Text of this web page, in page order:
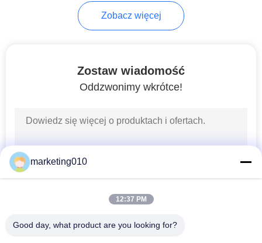
Sprzęt do ścian
Horizontal
Directional Drilling
Zobacz więcej
Zostaw wiadomość
Oddzwonimy wkrótce!
marketing010
12:37 PM
Good day, what product are you looking for?